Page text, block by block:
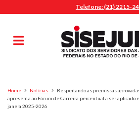
Telefone: (21) 2215-
Pesquisa
Home Notícias
Respeitando as premissas
apresenta ao Fórum de Carreira percentual a ser aplicado
janela 2025-2026
MENU
Sindicalize-se
Jurídico